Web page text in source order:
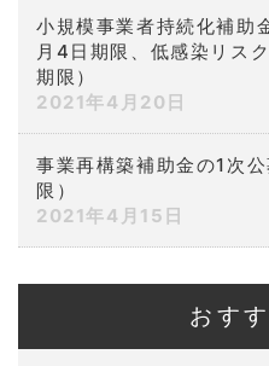
小規模事業者持続化補助
月4日期限、低感染リス
期限）
2021年4月20日
事業再構築補助金の1次
限）
2021年4月15日
おす